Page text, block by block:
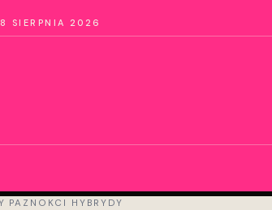
8 SIERPNIA 2026
PAZNOKCI HYBRYDY